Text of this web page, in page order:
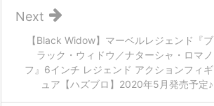
【Black Widow】マーベルレジェンド『ブ
ラック・ウィドウ／ナターシャ・ロマノ
フ』6インチ レジェンド アクションフィギ
ュア【ハズブロ】2020年5月発売予定♪
Next